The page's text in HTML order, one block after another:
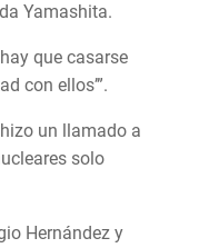
Yamashita.
que casarse
con ellos’”.
un llamado a
solo
Hernández y